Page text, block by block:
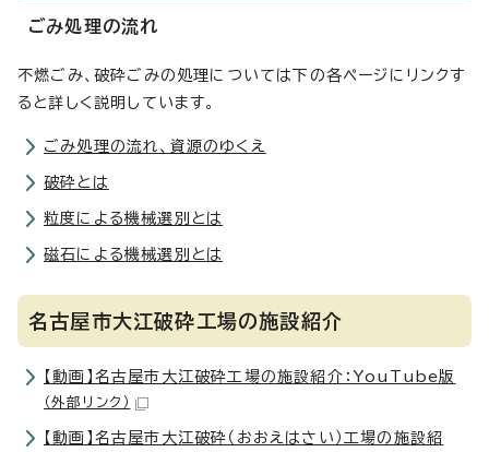
ごみ処理の流れ
不燃ごみ、破砕ごみの処理については下の各ページにリンクす
ると詳しく説明しています。
ごみ処理の流れ、資源のゆくえ
破砕とは
粒度による機械選別とは
磁石による機械選別とは
名古屋市大江破砕工場の施設紹介
【動画】名古屋市大江破砕工場の施設紹介：YouTube版
（外部リンク）
【動画】名古屋市大江破砕（おおえはさい）工場の施設紹